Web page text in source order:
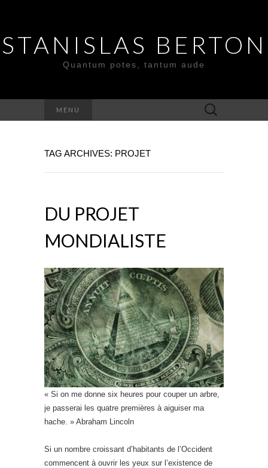
STANISLAS BERTON
Quantum potes, tantum aude
MENU
Search
for:
TAG ARCHIVES: PROJET
DU PROJET
MONDIALISTE
« Si on me donne six heures pour couper un arbre,
je passerai les quatre premières à aiguiser ma
hache. » Abraham Lincoln
Si un nombre croissant d’habitants de l’Occident
commencent à ouvrir les yeux sur l’existence de